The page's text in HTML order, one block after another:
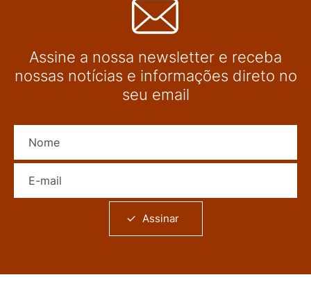
Assine a nossa newsletter e receba
nossas notícias e informações direto no
seu email
Assinar